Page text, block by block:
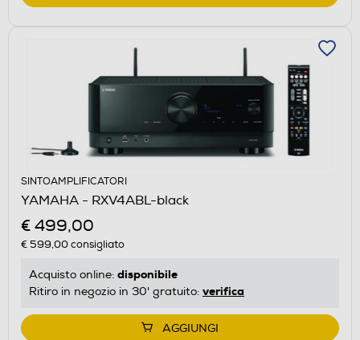
SINTOAMPLIFICATORI
YAMAHA - RXV4ABL-black
€ 499,00
€ 599,00consigliato
Acquisto online: disponibile
Ritiro in negozio in 30' gratuito: verifica
AGGIUNGI